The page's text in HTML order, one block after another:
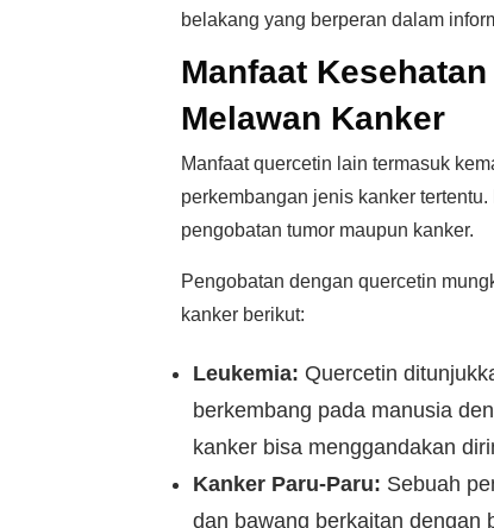
belakang yang berperan dalam
Manfaat
Melawan Kanker
Manfaat quercetin lain termasuk
perkembangan jenis kanker
pengobatan tumor maupun kanker.
Pengobatan dengan quercetin
kanker berikut:
Leukemia: Quercetin
berkembang pada manusia
kanker bisa menggandakan
Kanker Paru-Paru: Sebuah
dan bawang berkaitan dengan